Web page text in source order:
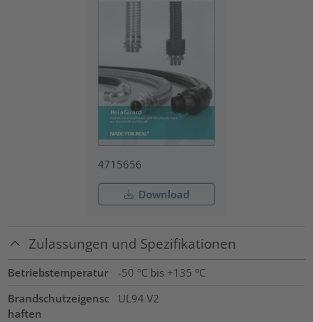
4715656
Download
Zulassungen und Spezifikationen
Betriebstemperatur
-50 °C bis +135 °C
Brandschutzeigensc
haften
UL94 V2